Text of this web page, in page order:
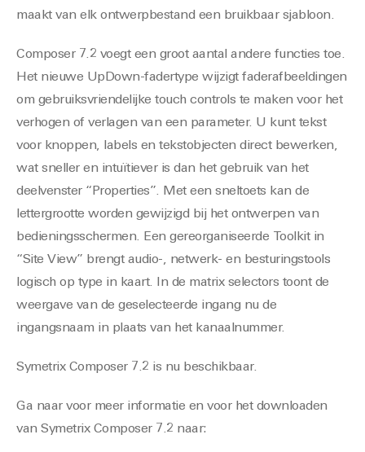
maakt van elk ontwerpbestand een bruikbaar sjabloon.
Composer 7.2 voegt een groot aantal andere functies toe.
Het nieuwe UpDown-fadertype wijzigt faderafbeeldingen
om gebruiksvriendelijke touch controls te maken voor het
verhogen of verlagen van een parameter. U kunt tekst
voor knoppen, labels en tekstobjecten direct bewerken,
wat sneller en intuïtiever is dan het gebruik van het
deelvenster “Properties”. Met een sneltoets kan de
lettergrootte worden gewijzigd bij het ontwerpen van
bedieningsschermen. Een gereorganiseerde Toolkit in
“Site View” brengt audio-, netwerk- en besturingstools
logisch op type in kaart. In de matrix selectors toont de
weergave van de geselecteerde ingang nu de
ingangsnaam in plaats van het kanaalnummer.
Symetrix Composer 7.2 is nu beschikbaar.
Ga naar voor meer informatie en voor het downloaden
van Symetrix Composer 7.2 naar: